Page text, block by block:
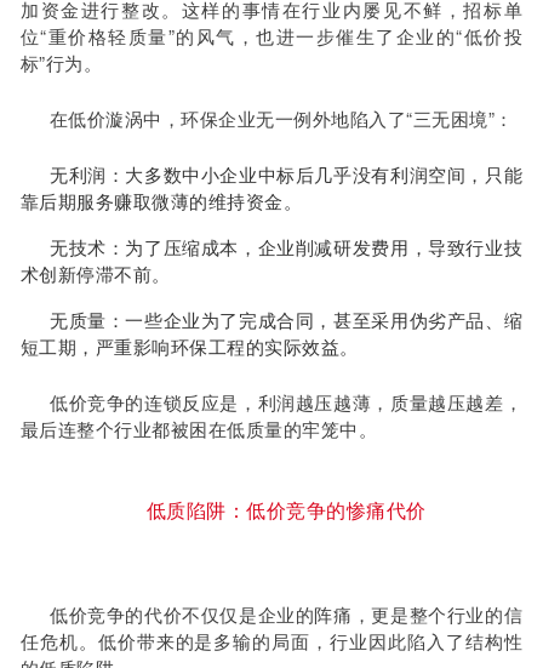
加资金进行整改。这样的事情在行业内屡见不鲜，招标单
位“重价格轻质量”的风气，也进一步催生了企业的“低价投
标”行为。
在低价漩涡中，环保企业无一例外地陷入了“三无困境”：
无利润：大多数中小企业中标后几乎没有利润空间，只能
靠后期服务赚取微薄的维持资金。
无技术：为了压缩成本，企业削减研发费用，导致行业技
术创新停滞不前。
无质量：一些企业为了完成合同，甚至采用伪劣产品、缩
短工期，严重影响环保工程的实际效益。
低价竞争的连锁反应是，利润越压越薄，质量越压越差，
最后连整个行业都被困在低质量的牢笼中。
低质陷阱：低价竞争的惨痛代价
低价竞争的代价不仅仅是企业的阵痛，更是整个行业的信
任危机。低价带来的是多输的局面，行业因此陷入了结构性